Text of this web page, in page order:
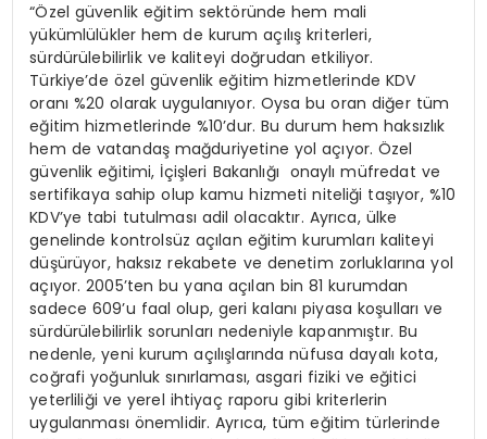
“Özel güvenlik eğitim sektöründe hem mali
yükümlülükler hem de kurum açılış kriterleri,
sürdürülebilirlik ve kaliteyi doğrudan etkiliyor.
Türkiye’de özel güvenlik eğitim hizmetlerinde KDV
oranı %20 olarak uygulanıyor. Oysa bu oran diğer tüm
eğitim hizmetlerinde %10’dur. Bu durum hem haksızlık
hem de vatandaş mağduriyetine yol açıyor. Özel
güvenlik eğitimi, İçişleri Bakanlığı onaylı müfredat ve
sertifikaya sahip olup kamu hizmeti niteliği taşıyor, %10
KDV’ye tabi tutulması adil olacaktır. Ayrıca, ülke
genelinde kontrolsüz açılan eğitim kurumları kaliteyi
düşürüyor, haksız rekabete ve denetim zorluklarına yol
açıyor. 2005’ten bu yana açılan bin 81 kurumdan
sadece 609’u faal olup, geri kalanı piyasa koşulları ve
sürdürülebilirlik sorunları nedeniyle kapanmıştır. Bu
nedenle, yeni kurum açılışlarında nüfusa dayalı kota,
coğrafi yoğunluk sınırlaması, asgari fiziki ve eğitici
yeterliliği ve yerel ihtiyaç raporu gibi kriterlerin
uygulanması önemlidir. Ayrıca, tüm eğitim türlerinde